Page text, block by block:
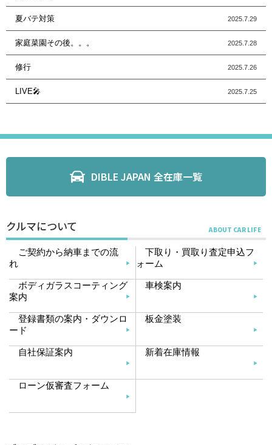
夏バテ対策 2025.7.29
家庭菜園その後。。。 2025.7.28
修行 2025.7.26
LIVE🎤 2025.7.25
DIBLE JAPAN 全在庫一覧
クルマについて
ご契約から納車までの流
れ
下取り・買取り査定申込フ
ォーム
ボディガラスコーティング
案内
車検案内
登録書類の案内・ダウンロ
ード
板金塗装
自社保証案内 新着在庫情報
ローン仮審査フォーム